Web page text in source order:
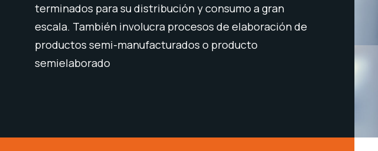
terminados para su distribución y consumo a gran
escala. También involucra procesos de elaboración de
productos semi-manufacturados o producto
semielaborado